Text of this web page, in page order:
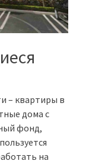
– квартиры в
дома с
фонд,
на